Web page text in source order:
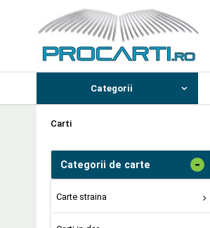
Categorii
Carti
Categorii de carte -
Carte straina